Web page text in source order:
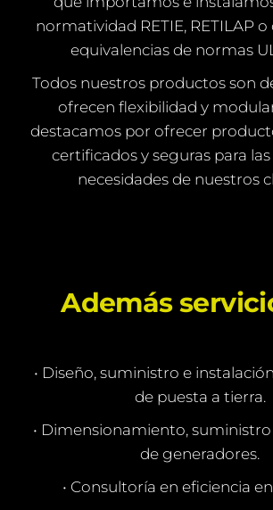
normatividad RETIE, RETILAP
equivalencias de normas
Todos nuestros productos son
ofrecen flexibilidad y
destacamos por ofrecer
certificados y seguras para
necesidades de nuestros
Además
• Diseño, suministro e
de puesta a tierra.
• Dimensionamiento,
de generadores.
• Consultoría en eficiencia